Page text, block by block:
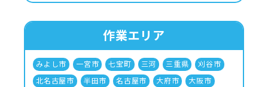
作業エリア
みよし市 一宮市 七宝町 三河 三重県
刈谷市
北名古屋市
半田市 名古屋市 大府市
大阪市